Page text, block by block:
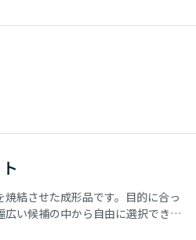
焼結させた成形品です。目的に合っ
広い候補の中から自由に選択でき、